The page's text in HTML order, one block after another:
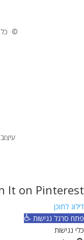
© כל
It on Pinterest
דילוג לתוכן
פתח סרגל נגישות
כלי נגישות